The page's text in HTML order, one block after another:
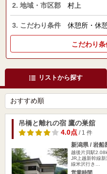
2. 地域・市区郡 村上
3. こだわり条件 休憩所・休
こだわり
リストから探す
吊橋と離れの宿 鷹の巣舘
4.0点/ 1 件
新潟県 / 岩船
越後片貝駅
JR上越新幹線
線米沢行き…
営業時間